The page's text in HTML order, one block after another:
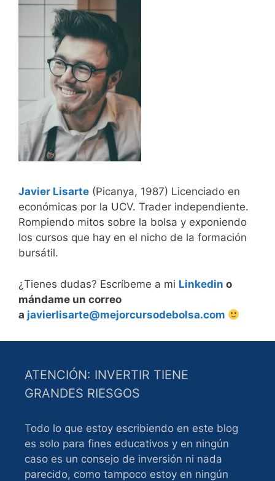
Javier Lisarte (Picanya, 1987) Licenciado en
económicas por la UCV. Trader independiente.
Rompiendo mitos sobre la bolsa y exponiendo
los cursos que hay en el nicho de la formación
bursátil.
¿Tienes dudas? Escríbeme a mi Linkedin o
mándame un correo
a javierlisarte@mejorcursodebolsa.com
ATENCIÓN: INVERTIR TIENE
GRANDES RIESGOS
Todo lo que estoy escribiendo en este blog
es solo para fines educativos y en ningún
caso es un consejo de inversión ni nada
parecido, como tampoco estoy en ningún